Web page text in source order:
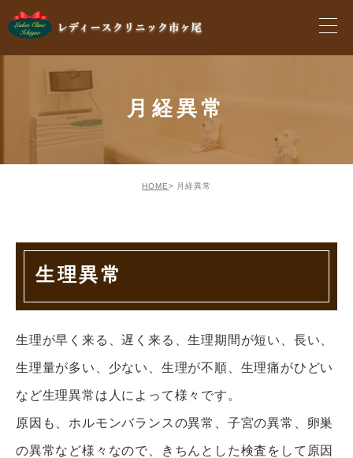
月経異常
HOME 月経異常
生理異常
生理が早く来る、遅く来る、生理期間が短い、長い、
生理量が多い、少ない、生理が不順、 生理痛がひどい
など生理異常は人によって様々です。
原因も、ホルモンバランスの異常、子宮の異常、 卵巣
の異常など様々なので、きちんとした検査をして原因